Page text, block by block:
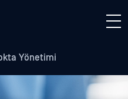
Yönetimi